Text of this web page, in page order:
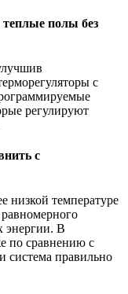
полы без
с
регулируют
с
низкой температуре
равномерного
энергии. В
по сравнению с
система правильно